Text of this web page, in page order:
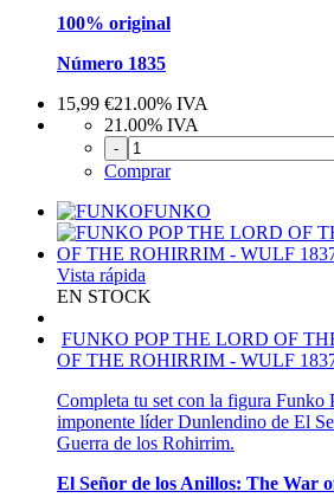
100% original
Número 1835
15,99 €21.00% IVA
21.00% IVA
-
Comprar
FUNKO
Vista rápida
EN STOCK
FUNKO POP THE LORD OF
OF THE ROHIRRIM - WULF
Completa tu set con la figura Funko
imponente líder Dunlendino de El
Guerra de los Rohirrim.
El Señor de los Anillos: The War